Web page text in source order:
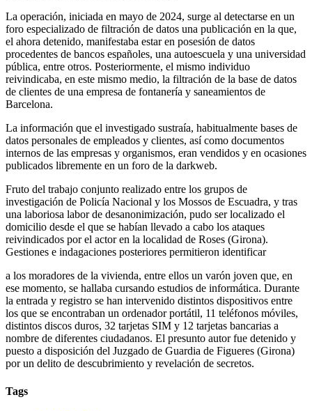
La operación, iniciada en mayo de 2024, surge al detectarse en un
foro especializado de filtración de datos una publicación en la que,
el ahora detenido, manifestaba estar en posesión de datos
procedentes de bancos españoles, una autoescuela y una universidad
pública, entre otros. Posteriormente, el mismo individuo
reivindicaba, en este mismo medio, la filtración de la base de datos
de clientes de una empresa de fontanería y saneamientos de
Barcelona.
La información que el investigado sustraía, habitualmente bases de
datos personales de empleados y clientes, así como documentos
internos de las empresas y organismos, eran vendidos y en ocasiones
publicados libremente en un foro de la darkweb.
Fruto del trabajo conjunto realizado entre los grupos de
investigación de Policía Nacional y los Mossos de Escuadra, y tras
una laboriosa labor de desanonimización, pudo ser localizado el
domicilio desde el que se habían llevado a cabo los ataques
reivindicados por el actor en la localidad de Roses (Girona).
Gestiones e indagaciones posteriores permitieron identificar
a los moradores de la vivienda, entre ellos un varón joven que, en
ese momento, se hallaba cursando estudios de informática. Durante
la entrada y registro se han intervenido distintos dispositivos entre
los que se encontraban un ordenador portátil, 11 teléfonos móviles,
distintos discos duros, 32 tarjetas SIM y 12 tarjetas bancarias a
nombre de diferentes ciudadanos. El presunto autor fue detenido y
puesto a disposición del Juzgado de Guardia de Figueres (Girona)
por un delito de descubrimiento y revelación de secretos.
Tags